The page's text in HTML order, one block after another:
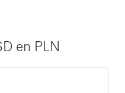
en PLN